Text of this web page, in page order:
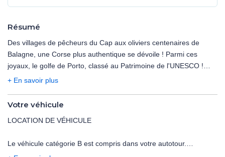
Résumé
Des villages de pêcheurs du Cap aux oliviers centenaires de
Balagne, une Corse plus authentique se dévoile ! Parmi ces
joyaux, le golfe de Porto, classé au Patrimoine de l'UNESCO !
Découvrez la réserve de Scandola par la mer, et les roches
+ En savoir plus
Votre véhicule
LOCATION DE VÉHICULE
Le véhicule catégorie B est compris dans votre autotour.